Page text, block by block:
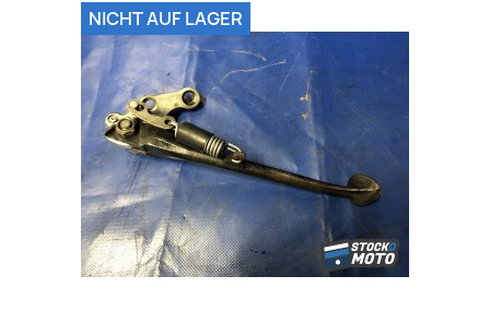
NICHT AUF LAGER